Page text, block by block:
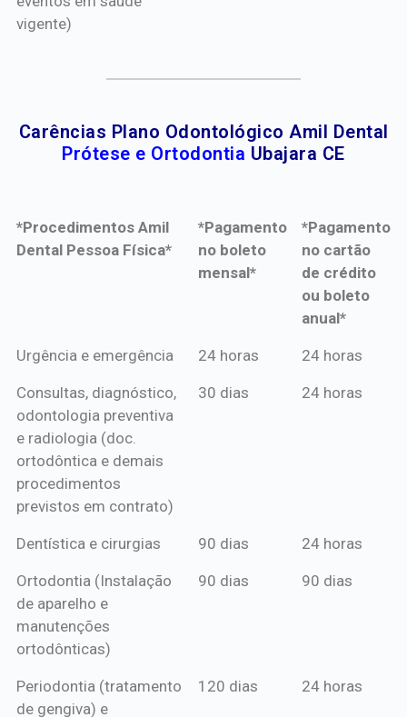
vigente)
Carências Plano Odontológico Amil Dental
Prótese e Ortodontia Ubajara CE
*Procedimentos Amil
Dental Pessoa Física*
*Pagamento
no boleto
mensal*
*Pagamento
no cartão
de crédito
ou boleto
anual*
*Procedimentos Amil
*Pagamento
mensal*
*Pagamento
de crédito
Urgência e emergência 24 horas 24 horas
Consultas, diagnóstico,
odontologia preventiva
e radiologia (doc.
ortodôntica e demais
procedimentos
previstos em contrato)
30 dias 24 horas
Dentística e cirurgias 90 dias 24 horas
Ortodontia (Instalação
de aparelho e
manutenções
ortodônticas)
90 dias 90 dias
Periodontia (tratamento
de gengiva) e
120 dias 24 horas